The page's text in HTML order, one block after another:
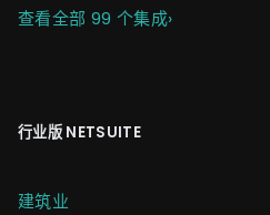
查看全部 99 个集成›
行业版 NETSUITE
建筑业